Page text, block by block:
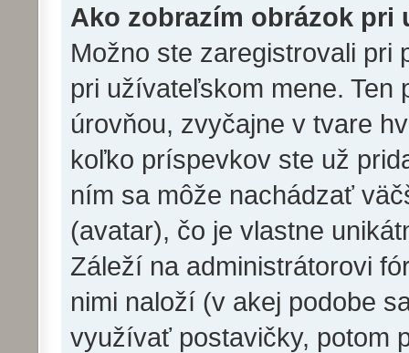
Ako zobrazím obrázok pri
Možno ste zaregistrovali
pri užívateľskom mene. Ten
úrovňou, zvyčajne v tvare
koľko príspevkov ste už
ním sa môže nachádzať
(avatar), čo je vlastne
Záleží na administrátorovi
nimi naloží (v akej podobe
využívať postavičky, potom